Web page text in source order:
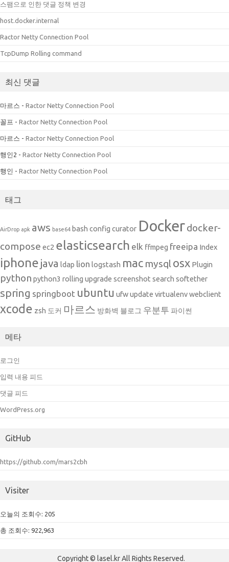
스팸으로 인한 댓글 정책 변경
host.docker.internal
Ractor Netty Connection Pool
TcpDump Rolling command
최신 댓글
마르스 - Ractor Netty Connection Pool
꼴프 - Ractor Netty Connection Pool
마르스 - Ractor Netty Connection Pool
행인2 - Ractor Netty Connection Pool
행인 - Ractor Netty Connection Pool
태그
AirDrop apk aws base64 bash config curator Dockerdocker-
compose ec2 elasticsearch elk ffmpeg freeipa Index
iphone java ldap lion logstash mac mysql osx Plugin
python python3 rolling upgrade screenshot search softether
spring springboot ubuntu ufwupdate virtualenvwebclient
xcode zsh 도커 마르스 방화벽 블로그 우분투 파이썬
메타
로그인
입력 내용 피드
댓글 피드
WordPress.org
GitHub
https://github.com/mars2cbh
Visiter
오늘의 조회수: 205
총 조회수: 922,963
Copyright © lasel.kr All Rights Reserved.